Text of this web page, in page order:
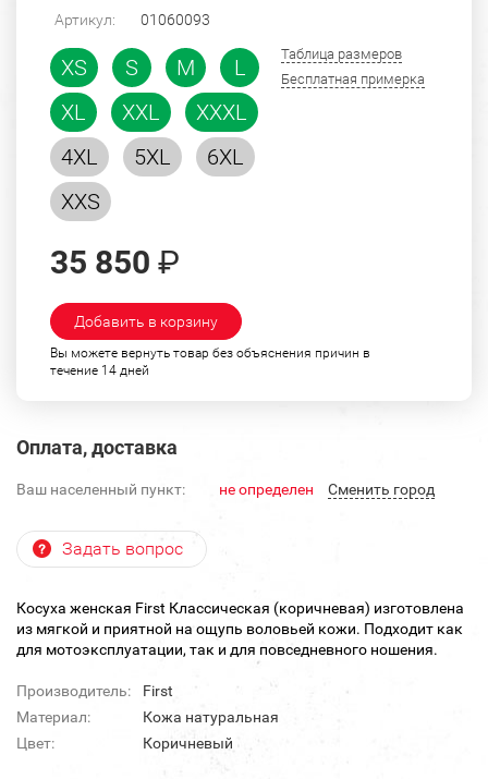
Артикул: 01060093
XS S M
L
XL
XXL
XXXL
4XL
5XL
6XL
XXS
Таблица размеров
Бесплатная примерка
35 850 ₽
Добавить в корзину
Вы можете вернуть товар без объяснения причин в
течение 14 дней
Оплата, доставка
Ваш населенный пункт: не определен Cменить город
Задать вопрос
Косуха женская First Классическая (коричневая) изготовлена
из мягкой и приятной на ощупь воловьей кожи. Подходит как
для мотоэксплуатации, так и для повседневного ношения.
Производитель:
First
Материал:
Кожа натуральная
Цвет:
Коричневый